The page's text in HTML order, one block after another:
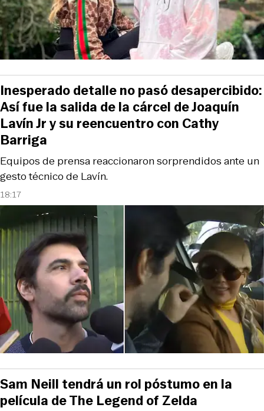
18:17
Equipos de prensa reaccionaron sorprendidos ante un
gesto técnico de Lavín.
Inesperado detalle no pasó desapercibido:
Así fue la salida de la cárcel de Joaquín
Lavín Jr y su reencuentro con Cathy
Barriga
Sam Neill tendrá un rol póstumo en la
película de The Legend of Zelda